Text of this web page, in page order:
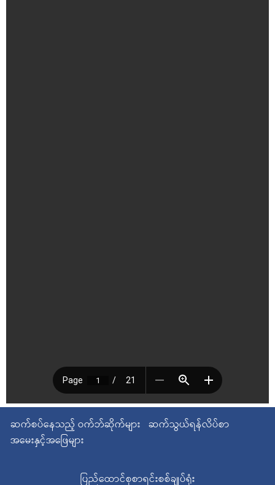
ဆက်စပ်နေသည့် ဝက်ဘ်ဆိုက်များ ဆက်သွယ်ရန်လိပ်စာ
အမေးနှင့်အဖြေများ
ပြည်ထောင်စုစာရင်းစစ်ချုပ်ရုံး